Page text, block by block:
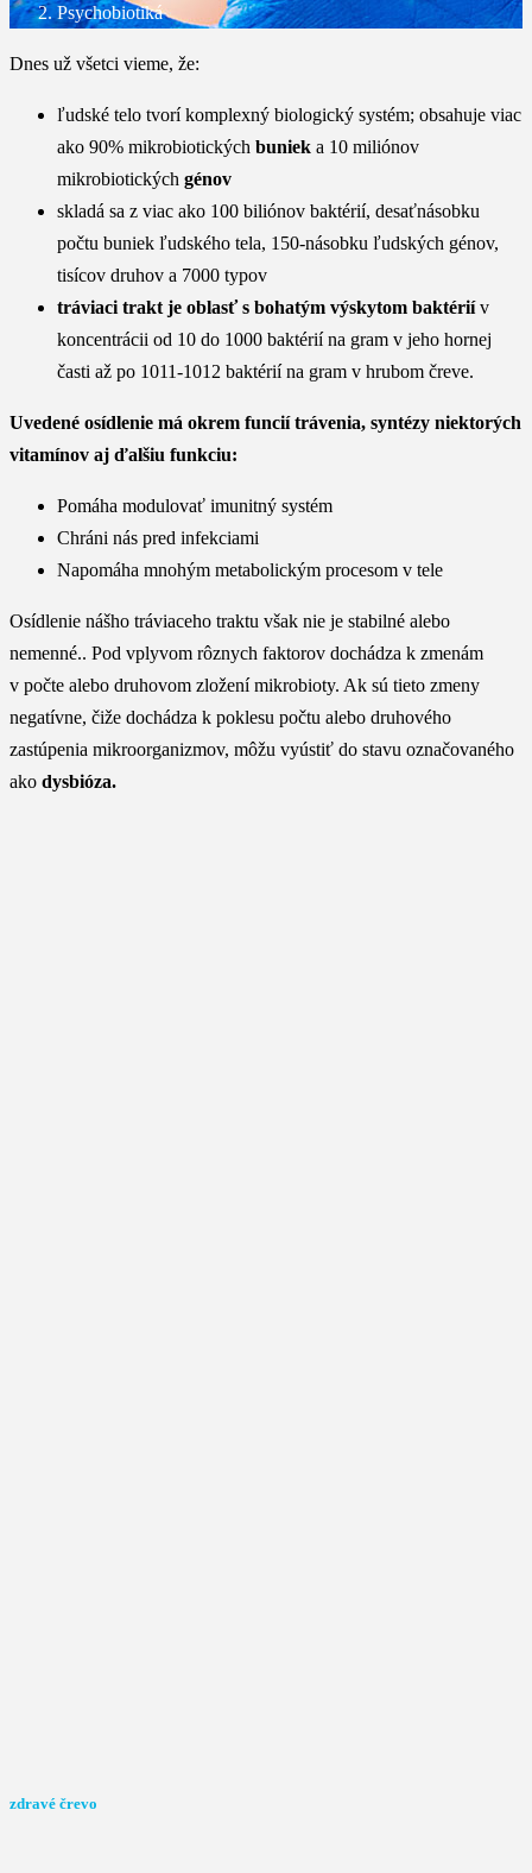
Psychobiotiká
Dnes už všetci vieme, že:
ľudské telo tvorí komplexný biologický systém; obsahuje viac
ako 90% mikrobiotických buniek a 10 miliónov
mikrobiotických génov
skladá sa z viac ako 100 biliónov baktérií, desaťnásobku
počtu buniek ľudského tela, 150-násobku ľudských génov,
tisícov druhov a 7000 typov
tráviaci trakt je oblasť s bohatým výskytom baktériív
koncentrácii od 10 do 1000 baktérií na gram v jeho hornej
časti až po 1011-1012 baktérií na gram v hrubom čreve.
Uvedené osídlenie má okrem funcií trávenia, syntézy niektorých
vitamínov aj ďalšiu funkciu:
Pomáha modulovať imunitný systém
Chráni nás pred infekciami
Napomáha mnohým metabolickým procesom v tele
Osídlenie nášho tráviaceho traktu však nie je stabilné alebo
nemenné.. Pod vplyvom rôznych faktorov dochádza k zmenám
v počte alebo druhovom zložení mikrobioty. Ak sú tieto zmeny
negatívne, čiže dochádza k poklesu počtu alebo druhového
zastúpenia mikroorganizmov, môžu vyústiť do stavu označovaného
ako dysbióza.
zdravé črevo